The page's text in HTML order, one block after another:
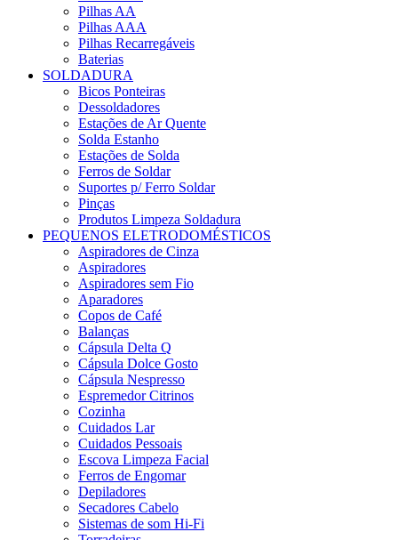
Pilhas AA
Pilhas AAA
Pilhas Recarregáveis
Baterias
SOLDADURA
Bicos Ponteiras
Dessoldadores
Estações de Ar Quente
Solda Estanho
Estações de Solda
Ferros de Soldar
Suportes p/ Ferro Soldar
Pinças
Produtos Limpeza Soldadura
PEQUENOS ELETRODOMÉSTICOS
Aspiradores de Cinza
Aspiradores
Aspiradores sem Fio
Aparadores
Copos de Café
Balanças
Cápsula Delta Q
Cápsula Dolce Gosto
Cápsula Nespresso
Espremedor Citrinos
Cozinha
Cuidados Lar
Cuidados Pessoais
Escova Limpeza Facial
Ferros de Engomar
Depiladores
Secadores Cabelo
Sistemas de som Hi-Fi